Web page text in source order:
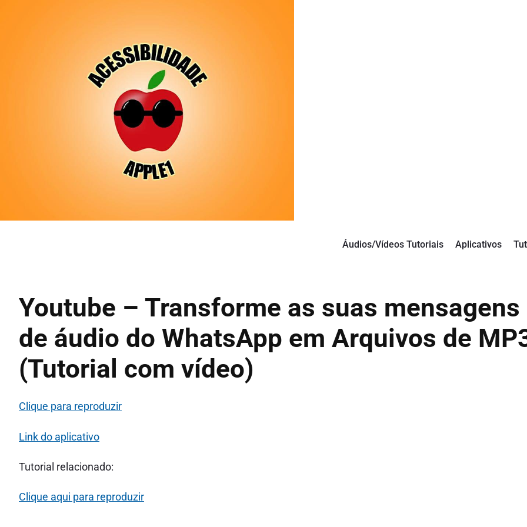
Áudios/Vídeos Tutoriais Aplicativos
Youtube – Transforme as suas mensagens
de áudio do WhatsApp em Arquivos de
(Tutorial com vídeo)
Clique para reproduzir
Link do aplicativo
Tutorial relacionado:
Clique aqui para reproduzir